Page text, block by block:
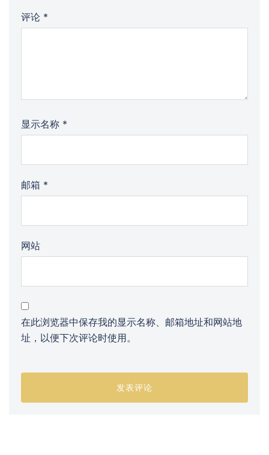
评论 *
显示名称 *
邮箱 *
网站
在此浏览器中保存我的显示名称、邮箱地址和网站地
址，以便下次评论时使用。